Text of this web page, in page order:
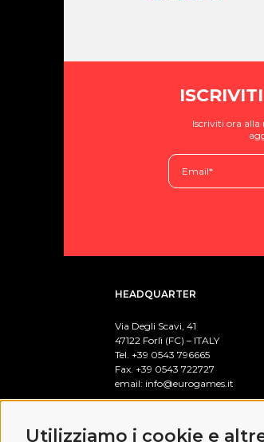
Utilizziamo i cookie e
Iscriviti ora
HEADQUARTER
Via Degli Scavi, 41
47122 Forlì (FC) – ITALY
Tel. +39 0543 796665
Fax. +39 0543 722727
email: info@eurogames.it